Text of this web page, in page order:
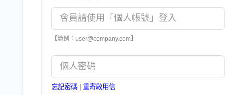
【範例：user@company.com】
忘記密碼 重寄啟用信